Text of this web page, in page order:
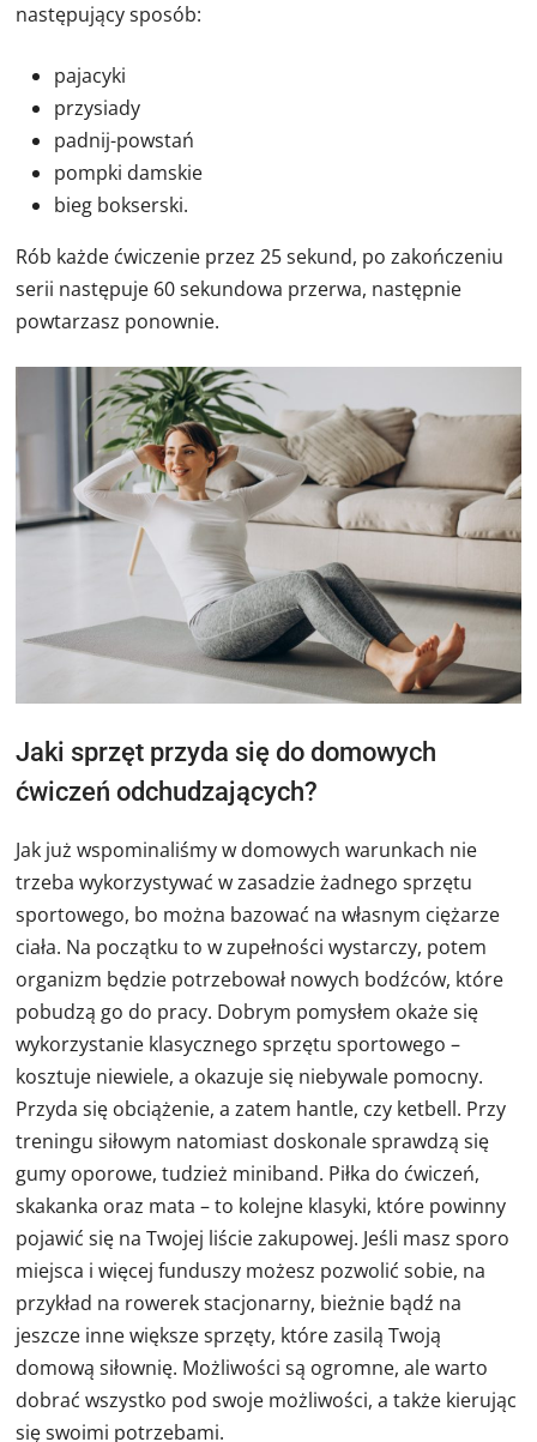
następujący sposób:
pajacyki
przysiady
padnij-powstań
pompki damskie
bieg bokserski.
Rób każde ćwiczenie przez 25 sekund, po zakończeniu
serii następuje 60 sekundowa przerwa, następnie
powtarzasz ponownie.
Jaki sprzęt przyda się do domowych
ćwiczeń odchudzających?
Jak już wspominaliśmy w domowych warunkach nie
trzeba wykorzystywać w zasadzie żadnego sprzętu
sportowego, bo można bazować na własnym ciężarze
ciała. Na początku to w zupełności wystarczy, potem
organizm będzie potrzebował nowych bodźców, które
pobudzą go do pracy. Dobrym pomysłem okaże się
wykorzystanie klasycznego sprzętu sportowego –
kosztuje niewiele, a okazuje się niebywale pomocny.
Przyda się obciążenie, a zatem hantle, czy ketbell. Przy
treningu siłowym natomiast doskonale sprawdzą się
gumy oporowe, tudzież miniband. Piłka do ćwiczeń,
skakanka oraz mata – to kolejne klasyki, które powinny
pojawić się na Twojej liście zakupowej. Jeśli masz sporo
miejsca i więcej funduszy możesz pozwolić sobie, na
przykład na rowerek stacjonarny, bieżnie bądź na
jeszcze inne większe sprzęty, które zasilą Twoją
domową siłownię. Możliwości są ogromne, ale warto
dobrać wszystko pod swoje możliwości, a także kierując
się swoimi potrzebami.